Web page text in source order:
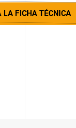
LA FICHA TÉCNICA